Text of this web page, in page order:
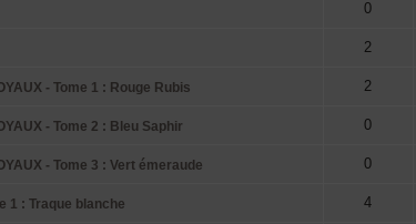
0
2
- Tome 1 : Rouge Rubis 2
- Tome 2 : Bleu Saphir 0
- Tome 3 : Vert émeraude 0
1 : Traque blanche 4